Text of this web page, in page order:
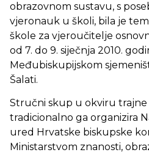
obrazovnom sustavu, s
vjeronauk u školi, bila je
škole za vjeroučitelje
od 7. do 9. siječnja 2010.
Međubiskupijskom
Šalati.
Stručni skup u okviru
tradicionalno ga organizira
ured Hrvatske biskupske
Ministarstvom znanosti,